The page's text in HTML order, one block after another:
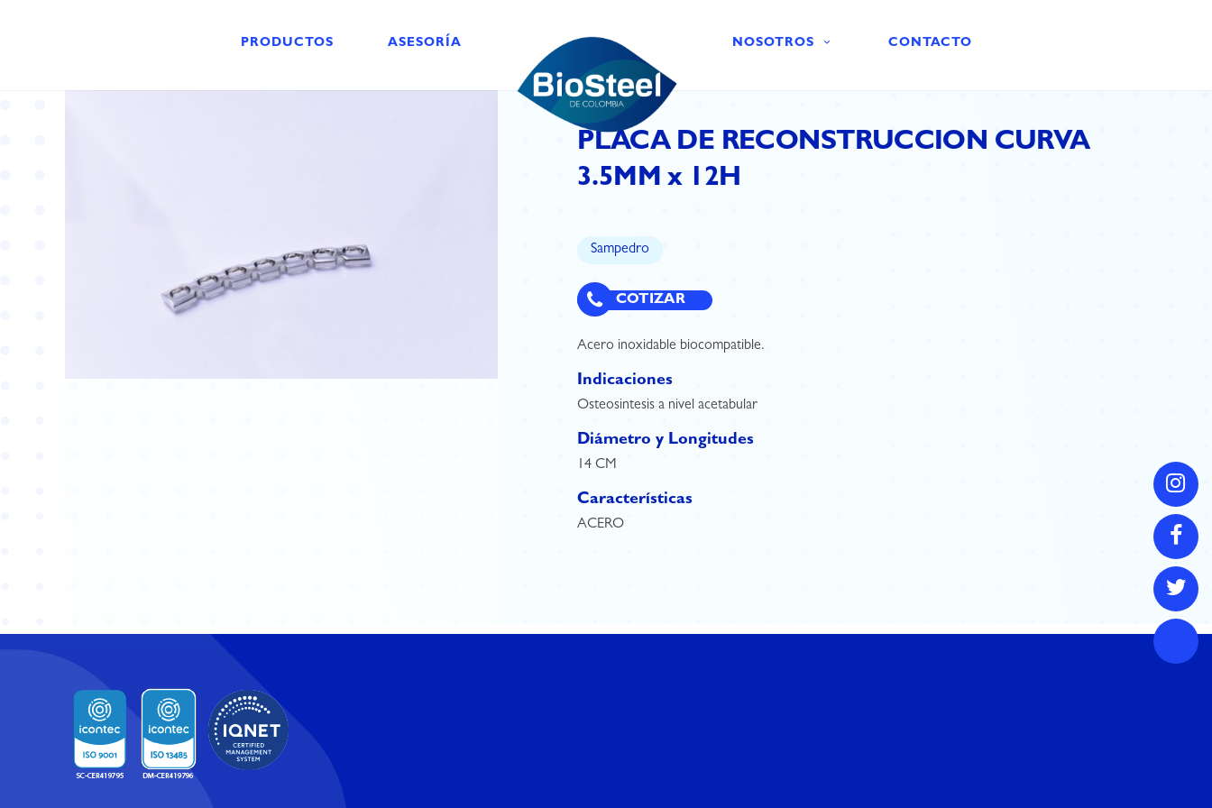
PRODUCTOS ASESORÍA NOSOTROS CONTACTO
PLACA DE RECONSTRUCCION CURVA
3.5MM x 12H
Sampedro
COTIZAR
Acero inoxidable biocompatible.
Indicaciones
Osteosintesis a nivel acetabular
Diámetro y Longitudes
14 CM
Características
ACERO